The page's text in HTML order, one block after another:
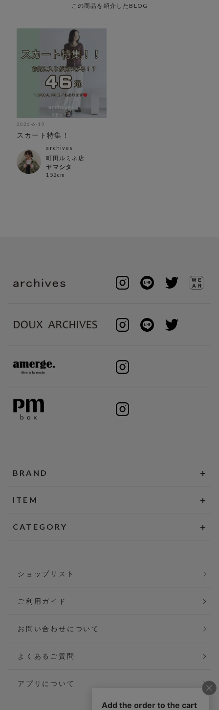
この商品を紹介したBLOG
2026-6-19
スカート特集！
archives
町田ルミネ店
ヤマシタ
152cm
BRAND
ITEM
CATEGORY
ショップリスト
ご利用ガイド
お問い合わせについて
よくあるご質問
アプリについて